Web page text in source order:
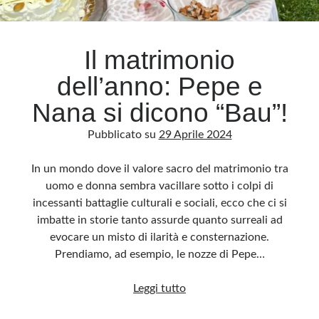
Categorie
Questo blog non rappresenta una testata giornalistica, in quanto viene aggiornato
sensi della legge n· 62 del 7.03.2001. L’autore non è responsabile di quanto
pubblicato dai lettori nei commenti ai vari post. Saranno comunque cancellati quelli
ritenuti offensivi o lesivi dell’immagine o dell’onorabilità di terzi, di genere spam,
razzisti o che contengano dati personali non conformi al rispetto delle norme sulla
privacy. Alcune immagini inserite in questo blog sono tratte da Internet e, pertanto,
immediatamente rimosse. L’autore del blog non è responsabile dei siti collegati
Il matrimonio
dell’anno: Pepe e
Nana si dicono “Bau”!
Pubblicato su 29 Aprile 2024
In un mondo dove il valore sacro del matrimonio tra
uomo e donna sembra vacillare sotto i colpi di
incessanti battaglie culturali e sociali, ecco che ci si
imbatte in storie tanto assurde quanto surreali ad
evocare un misto di ilarità e consternazione.
Prendiamo, ad esempio, le nozze di Pepe…
Leggi tuttoIl